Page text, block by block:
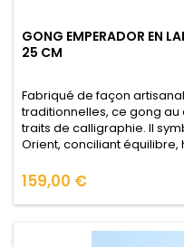
GONG EMPERADOR EN
25 CM
Fabriqué de façon
traditionnelles, ce gong
traits de calligraphie. Il
Orient, conciliant
la vie religieuse que dans
Prix
159,00 €